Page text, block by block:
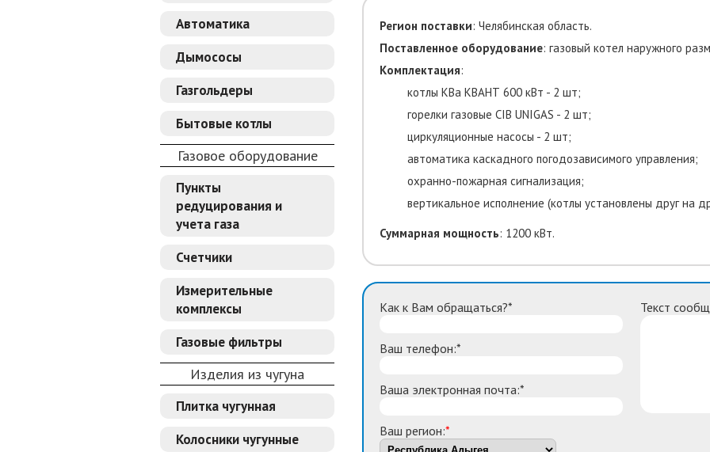
Автоматика
Дымососы
Газгольдеры
Бытовые котлы
Газовое оборудование
Пункты
редуцирования и
учета газа
Счетчики
Измерительные
комплексы
Газовые фильтры
Изделия из чугуна
Плитка чугунная
Колосники чугунные
Регион поставки: Челябинская область.
Поставленное оборудование: газовый котел наружного
Комплектация:
котлы КВа КВАНТ 600 кВт - 2 шт;
горелки газовые CIB UNIGAS - 2 шт;
циркуляционные насосы - 2 шт;
автоматика каскадного погодозависимого управления;
охранно-пожарная сигнализация;
вертикальное исполнение (котлы установлены друг на
Суммарная мощность: 1200 кВт.
Как к Вам обращаться?*
Ваш телефон:*
Ваша электронная почта:*
Ваш регион:*
Текст